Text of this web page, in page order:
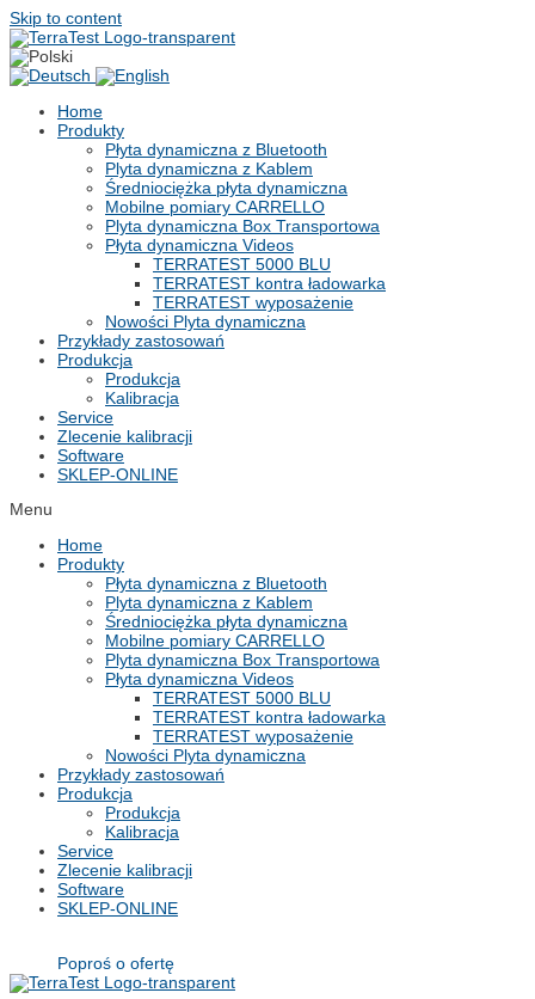
Skip to content
Home
Produkty
Płyta dynamiczna z Bluetooth
Plyta dynamiczna z Kablem
Średniociężka płyta dynamiczna
Mobilne pomiary CARRELLO
Plyta dynamiczna Box Transportowa
Płyta dynamiczna Videos
TERRATEST 5000 BLU
TERRATEST kontra ładowarka
TERRATEST wyposażenie
Nowości Plyta dynamiczna
Przykłady zastosowań
Produkcja
Produkcja
Kalibracja
Service
Zlecenie kalibracji
Software
SKLEP-ONLINE
Menu
Home
Produkty
Płyta dynamiczna z Bluetooth
Plyta dynamiczna z Kablem
Średniociężka płyta dynamiczna
Mobilne pomiary CARRELLO
Plyta dynamiczna Box Transportowa
Płyta dynamiczna Videos
TERRATEST 5000 BLU
TERRATEST kontra ładowarka
TERRATEST wyposażenie
Nowości Plyta dynamiczna
Przykłady zastosowań
Produkcja
Produkcja
Kalibracja
Service
Zlecenie kalibracji
Software
SKLEP-ONLINE
Poproś o ofertę